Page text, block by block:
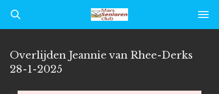
Ga
direct
de
Overlijden Jeannie van Rhee-Derks
28-1-2025